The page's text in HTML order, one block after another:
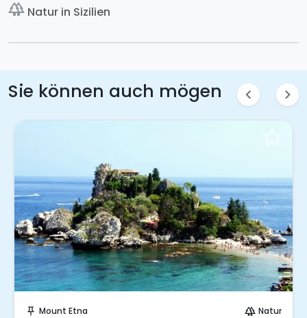
forest Natur in Sizilien
Sie können auch mögen chevron_left chevron_right
push_pin Mount Etna forest Natur